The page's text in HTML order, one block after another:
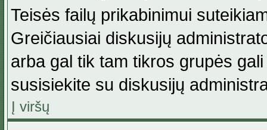
Teisės failų prikabinimui
Greičiausiai diskusijų
arba gal tik tam tikros grupės
susisiekite su diskusijų
Į viršų